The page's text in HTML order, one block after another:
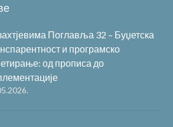
Поглавља 32 – Буџетска
и програмско
од прописа до